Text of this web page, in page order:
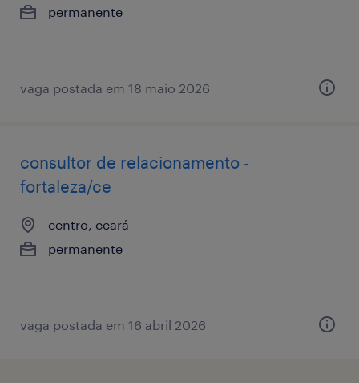
permanente
vaga postada em 18 maio 2026
consultor de relacionamento -
fortaleza/ce
centro, ceará
permanente
vaga postada em 16 abril 2026